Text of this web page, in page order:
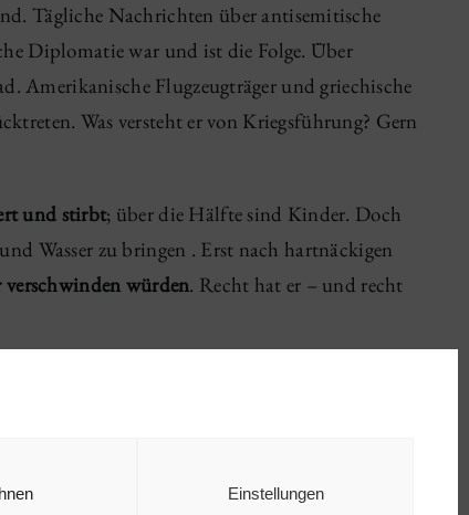
Einstellungen
Tägliche Nachrichten über antisemitische
Diplomatie war und ist die Folge. Über
Amerikanische Flugzeugträger und griechische
Was versteht er von Kriegsführung? Gern
und stirbt; über die Hälfte sind Kinder. Doch
Wasser zu bringen . Erst nach hartnäckigen
verschwinden würden. Recht hat er – und recht